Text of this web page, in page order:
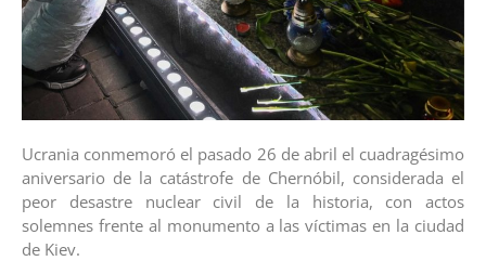
Ucrania conmemoró el pasado 26 de abril el cuadragésimo
aniversario de la catástrofe de Chernóbil, considerada el
peor desastre nuclear civil de la historia, con actos
solemnes frente al monumento a las víctimas en la ciudad
de Kiev.